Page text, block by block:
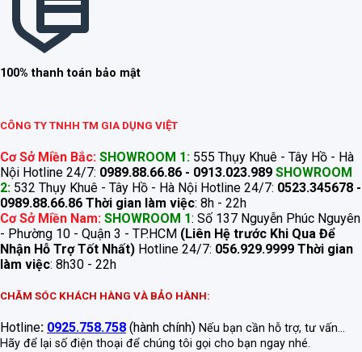
100% thanh toán bảo mật
CÔNG TY TNHH TM GIA DỤNG VIỆT
Cơ Sở Miền Bắc: SHOWROOM 1: 555 Thụy Khuê - Tây Hồ - Hà
Nội Hotline 24/7: 0989.88.66.86 - 0913.023.989 SHOWROOM
2: 532 Thụy Khuê - Tây Hồ - Hà Nội Hotline 24/7: 0523.345678 -
0989.88.66.86 Thời gian làm việc: 8h - 22h
Cơ Sở Miền Nam: SHOWROOM 1: Số 137 Nguyễn Phúc Nguyên
- Phường 10 - Quận 3 - TP.HCM (Liên Hệ trước Khi Qua Để
Nhận Hỗ Trợ Tốt Nhất) Hotline 24/7: 056.929.9999 Thời gian
làm việc: 8h30 - 22h
CHĂM SÓC KHÁCH HÀNG VÀ BẢO HÀNH:
Hotline: 0925.758.758 (hành chính) Nếu bạn cần hỗ trợ, tư vấn...
Hãy để lại số điện thoại để chúng tôi gọi cho bạn ngay nhé.